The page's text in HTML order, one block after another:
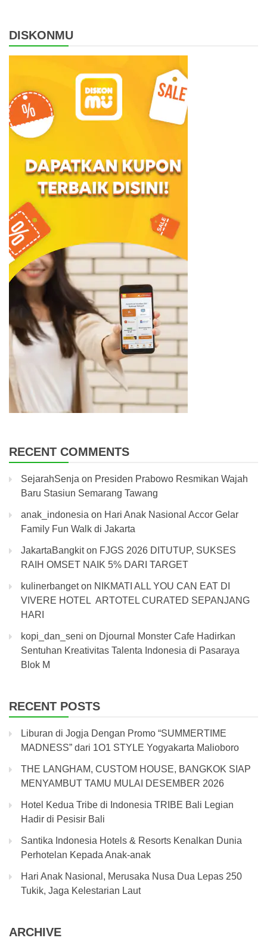
DISKONMU
RECENT COMMENTS
SejarahSenja on Presiden Prabowo Resmikan Wajah
Baru Stasiun Semarang Tawang
anak_indonesia on Hari Anak Nasional Accor Gelar
Family Fun Walk di Jakarta
JakartaBangkiton FJGS 2026 DITUTUP, SUKSES
RAIH OMSET NAIK 5% DARI TARGET
kulinerbangeton NIKMATI ALL YOU CAN EAT DI
VIVERE HOTEL ARTOTEL CURATED SEPANJANG
HARI
kopi_dan_seni on Djournal Monster Cafe Hadirkan
Sentuhan Kreativitas Talenta Indonesia di Pasaraya
Blok M
RECENT POSTS
Liburan di Jogja Dengan Promo “SUMMERTIME
MADNESS” dari 1O1 STYLE Yogyakarta Malioboro
THE LANGHAM, CUSTOM HOUSE, BANGKOK SIAP
MENYAMBUT TAMU MULAI DESEMBER 2026
Hotel Kedua Tribe di Indonesia TRIBE Bali Legian
Hadir di Pesisir Bali
Santika Indonesia Hotels & Resorts Kenalkan Dunia
Perhotelan Kepada Anak-anak
Hari Anak Nasional, Merusaka Nusa Dua Lepas 250
Tukik, Jaga Kelestarian Laut
ARCHIVE